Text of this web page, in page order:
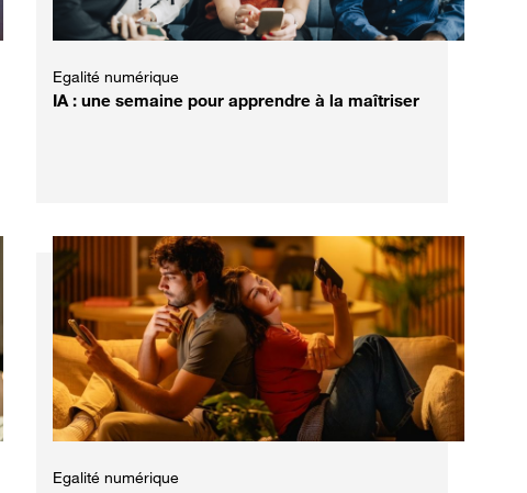
Egalité numérique
IA : une semaine pour apprendre à la maîtriser
Egalité numérique